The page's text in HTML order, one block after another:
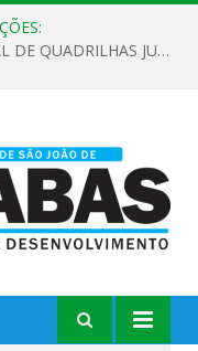
REGULAMENTO – V INTERMUNICIPAL DE QUADRILHAS JUNINAS 2026